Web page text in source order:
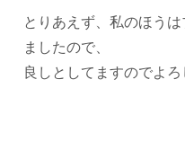
とりあえず、私のほう
ましたので、
良しとしてますのでよろ